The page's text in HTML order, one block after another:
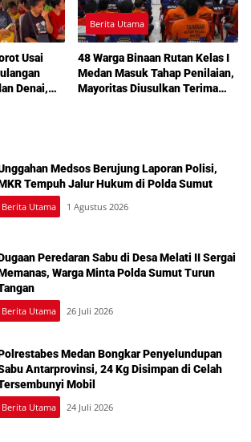
Usai
Denai,
Akses
Berita Utama
48 Warga Binaan Rutan Kelas I
Medan Masuk Tahap Penilaian,
Mayoritas Diusulkan Terima
Medsos Berujung Laporan Polisi,
Tempuh Jalur Hukum di Polda Sumut
Berita Utama 1 Agustus 2026
Peredaran Sabu di Desa Melati II Sergai
Warga Minta Polda Sumut Turun
Berita Utama 26 Juli 2026
Medan Bongkar Penyelundupan
Antarprovinsi, 24 Kg Disimpan di Celah
Mobil
Berita Utama 24 Juli 2026